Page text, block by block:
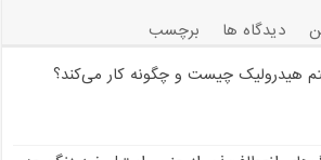
دیدگاه ها
برچسب
هیدرولیک چیست و چگونه کار می‌کند؟